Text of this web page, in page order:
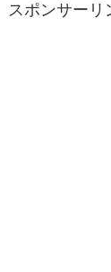
スポンサーリ